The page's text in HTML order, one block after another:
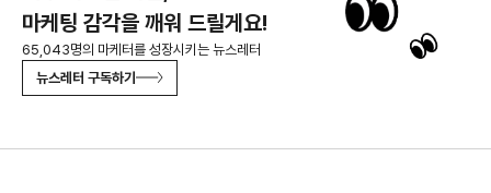
마케팅 감각을 깨워 드릴게요!
65,043명의 마케터를 성장시키는 뉴스레터
뉴스레터 구독하기